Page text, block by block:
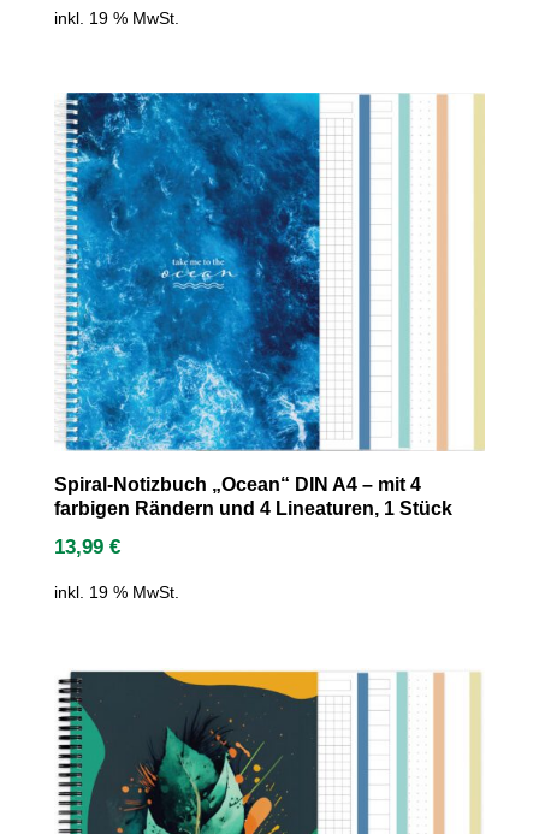
inkl. 19 % MwSt.
Spiral-Notizbuch „Ocean“ DIN A4 – mit 4
farbigen Rändern und 4 Lineaturen, 1 Stück
13,99 €
inkl. 19 % MwSt.